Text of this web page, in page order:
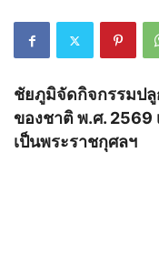
ชัยภูมิจัดกิจกรรมปลู
ของชาติ พ.ศ. 2569
เป็นพระราชกุศลฯ